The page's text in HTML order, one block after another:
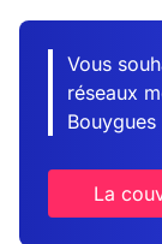
Vous
réseaux
La